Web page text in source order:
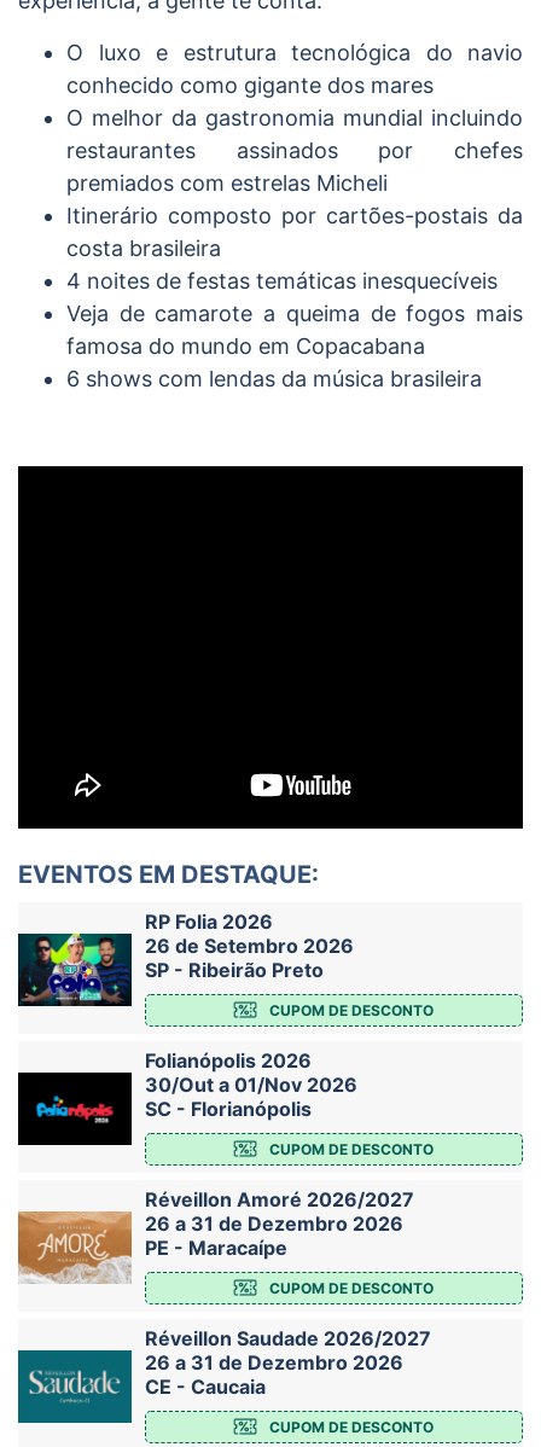
O luxo e estrutura tecnológica do navio
conhecido como gigante dos mares
O melhor da gastronomia mundial incluindo
restaurantes assinados por chefes
premiados com estrelas Micheli
Itinerário composto por cartões-postais da
costa brasileira
4 noites de festas temáticas inesquecíveis
Veja de camarote a queima de fogos mais
famosa do mundo em Copacabana
6 shows com lendas da música brasileira
EVENTOS EM DESTAQUE:
RP Folia 2026
26 de Setembro 2026
SP - Ribeirão Preto
CUPOM DE DESCONTO
Folianópolis 2026
30/Out a 01/Nov 2026
SC - Florianópolis
CUPOM DE DESCONTO
Réveillon Amoré 2026/2027
26 a 31 de Dezembro 2026
PE - Maracaípe
CUPOM DE DESCONTO
Réveillon Saudade 2026/2027
26 a 31 de Dezembro 2026
CE - Caucaia
CUPOM DE DESCONTO